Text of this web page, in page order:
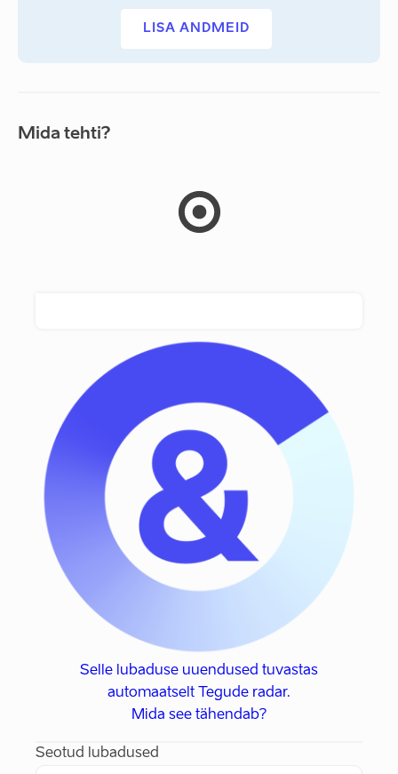
LISA ANDMEID
Mida tehti?
Selle lubaduse uuendused tuvastas
automaatselt Tegude radar.
Mida see tähendab?
Seotud lubadused